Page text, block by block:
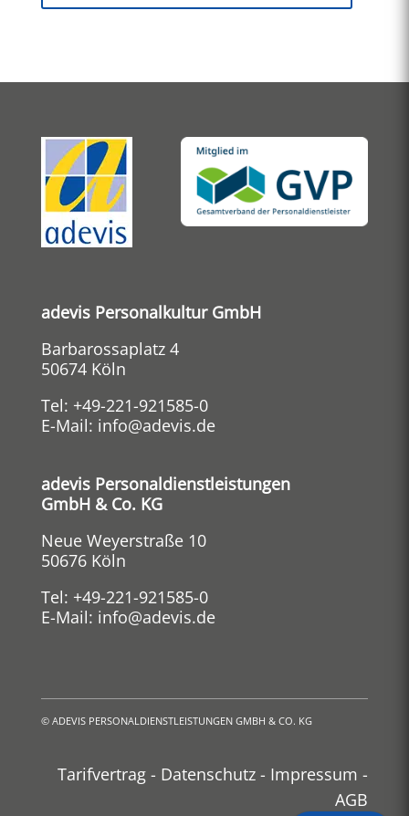
adevis Personalkultur GmbH
Barbarossaplatz 4
50674 Köln
Tel: +49-221-921585-0
E-Mail: info@adevis.de
adevis Personaldienstleistungen
GmbH & Co. KG
Neue Weyerstraße 10
50676 Köln
Tel: +49-221-921585-0
E-Mail: info@adevis.de
© ADEVIS PERSONALDIENSTLEISTUNGEN GMBH & CO. KG
Tarifvertrag - Datenschutz - Impressum -
AGB